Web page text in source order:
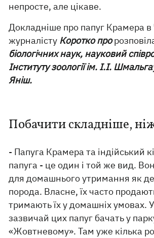
непросте, але цікаве.
Докладніше про папуг Крамера в
журналісту Коротко про
біологічних наук, науковий
Інституту зоології ім. І.І.
Яніш.
Побачити складніше,
- Папуга Крамера та індійський
папуга - це один і той же вид.
для домашнього утримання як
порода. Власне, їх часто
тримають їх у домашніх умовах.
зазвичай цих папуг бачать у
«Жовтневому». Там уже кілька